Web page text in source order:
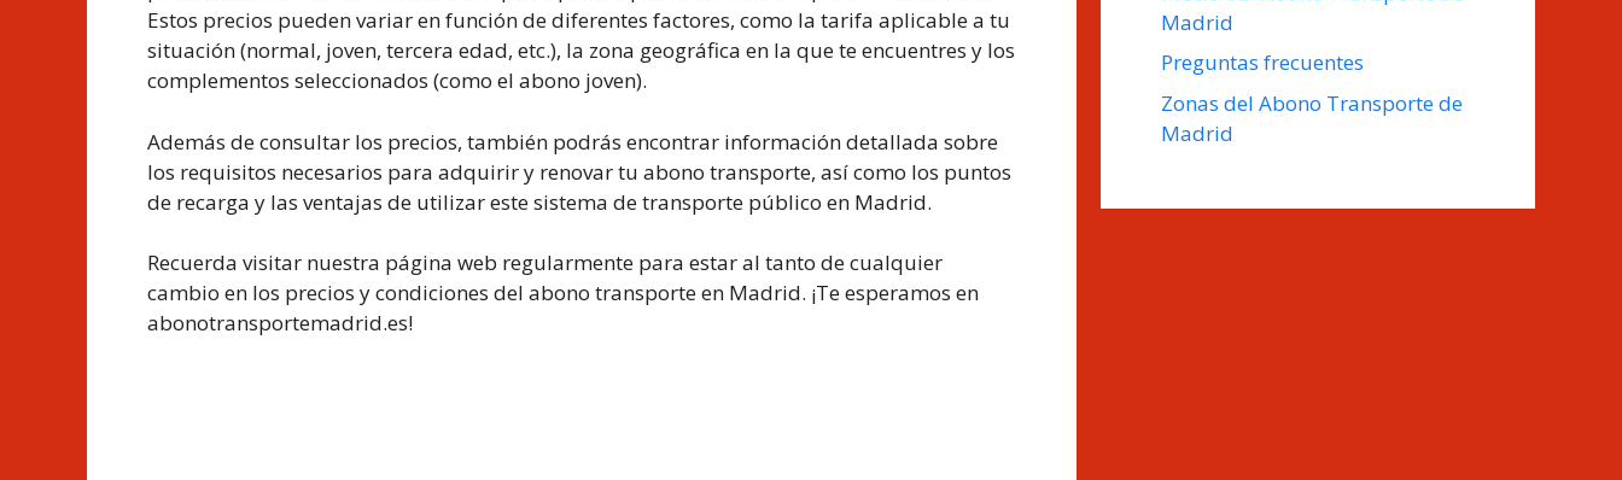
Estos precios pueden variar en función de diferentes factores, como la tarifa aplicable a tu
situación (normal, joven, tercera edad, etc.), la zona geográfica en la que te encuentres y los
complementos seleccionados (como el abono joven).
Además de consultar los precios, también podrás encontrar información detallada sobre
los requisitos necesarios para adquirir y renovar tu abono transporte, así como los puntos
de recarga y las ventajas de utilizar este sistema de transporte público en Madrid.
Recuerda visitar nuestra página web regularmente para estar al tanto de cualquier
cambio en los precios y condiciones del abono transporte en Madrid. ¡Te esperamos en
abonotransportemadrid.es!
Madrid
Preguntas frecuentes
Zonas del Abono Transporte de
Madrid